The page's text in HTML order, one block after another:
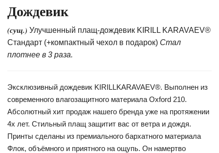
Дождевик
(сущ.) Улучшенный плащ-дождевик KIRILL KARAVAEV®
Стандарт (+компактный чехол в подарок) Стал
плотнее в 3 раза.
Эксклюзивный дождевик KIRILLKARAVAEV®. Выполнен из
современного влагозащитного материала Oxford 210.
Абсолютный хит продаж нашего бренда уже на протяжении
4х лет. Стильный плащ защитит вас от ветра и дождя.
Принты сделаны из премиального бархатного материала
Флок, объёмного и приятного на ощупь. Он намертво